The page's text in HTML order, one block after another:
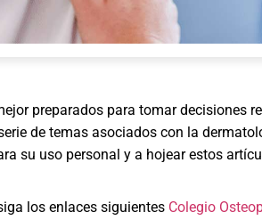
preparados para tomar decisiones
de temas asociados con la
su uso personal y a hojear estos
los enlaces siguientes Colegio